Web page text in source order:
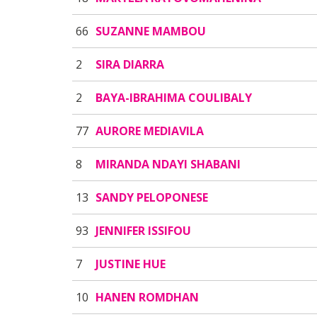
66 SUZANNE MAMBOU
2 SIRA DIARRA
2 BAYA-IBRAHIMA COULIBALY
77 AURORE MEDIAVILA
8 MIRANDA NDAYI SHABANI
13 SANDY PELOPONESE
93 JENNIFER ISSIFOU
7 JUSTINE HUE
10 HANEN ROMDHAN